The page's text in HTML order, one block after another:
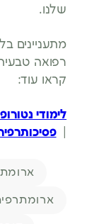
שלנו.
מתעניינים
רפואה
קראו עוד:
לימודי
|
תגיות